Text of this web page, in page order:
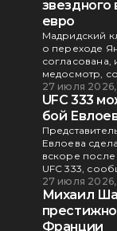
звездного
евро
Мадридский
о переходе
согласована,
медосмотр,
27 июля
UFC 333
бой
Евлоева
вскоре
UFC 333,
27 июля
Михаил
Франции